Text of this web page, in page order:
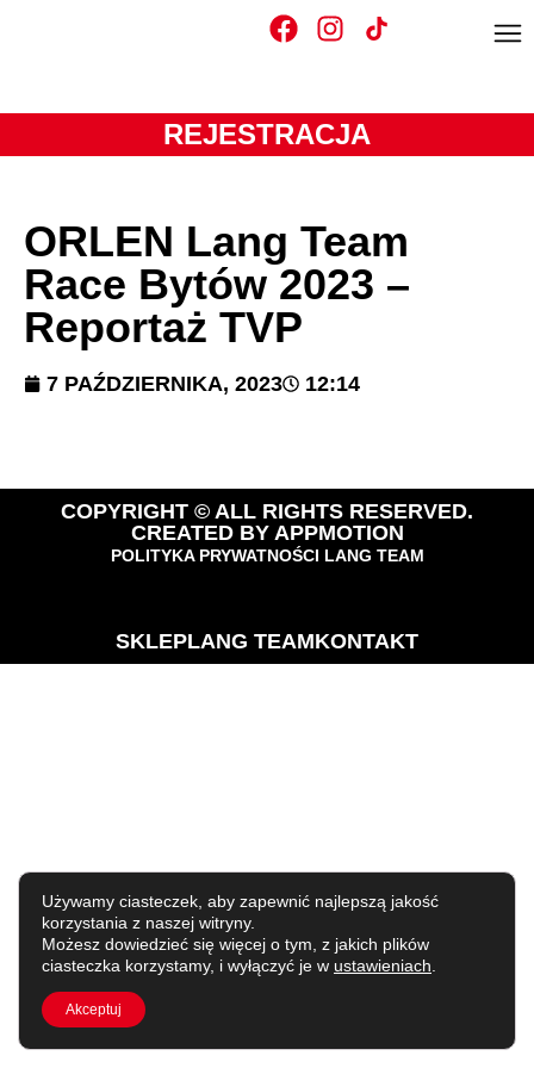
REJESTRACJA
ORLEN Lang Team
Race Bytów 2023 –
Reportaż TVP
7 PAŹDZIERNIKA, 2023 12:14
COPYRIGHT © ALL RIGHTS RESERVED.
CREATED BY APPMOTION
POLITYKA PRYWATNOŚCI LANG TEAM
SKLEPLANG TEAMKONTAKT
Używamy ciasteczek, aby zapewnić najlepszą jakość
korzystania z naszej witryny.
Możesz dowiedzieć się więcej o tym, z jakich plików
ciasteczka korzystamy, i wyłączyć je w ustawieniach
Akceptuj